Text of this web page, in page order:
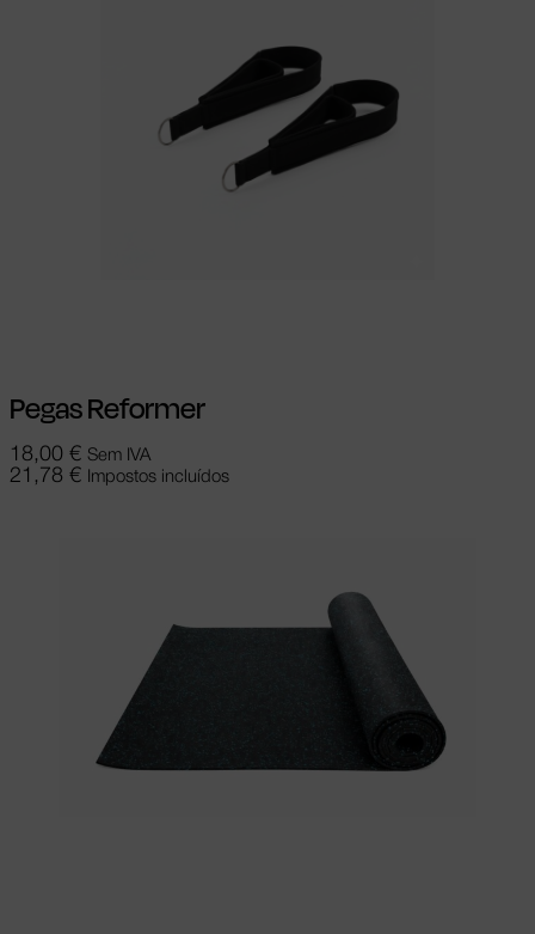
Pegas Reformer
18,00 € Sem IVA
21,78 € Impostos incluídos